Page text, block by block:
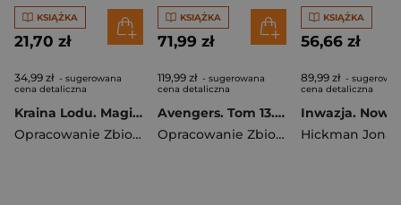
KSIĄŻKA
21,70 zł
34,99 zł - sugerowana
cena detaliczna
Kraina Lodu. Magiczny świat Disneya w komiksie
Opracowanie Zbiorowe
KSIĄŻKA
71,99 zł
119,99 zł - sugerowana
cena detaliczna
Avengers. Tom 13. Zebrani
Opracowanie Zbiorowe
KSIĄŻKA
56,66 zł
89,99 zł -
cena detaliczna